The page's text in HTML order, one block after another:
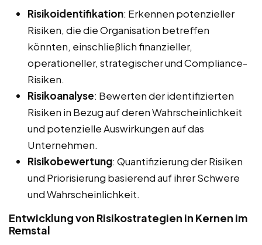
Risikoidentifikation: Erkennen potenzieller
Risiken, die die Organisation betreffen
könnten, einschließlich finanzieller,
operationeller, strategischer und Compliance-
Risiken.
Risikoanalyse: Bewerten der identifizierten
Risiken in Bezug auf deren Wahrscheinlichkeit
und potenzielle Auswirkungen auf das
Unternehmen.
Risikobewertung: Quantifizierung der Risiken
und Priorisierung basierend auf ihrer Schwere
und Wahrscheinlichkeit.
Entwicklung von Risikostrategien in Kernen im
Remstal